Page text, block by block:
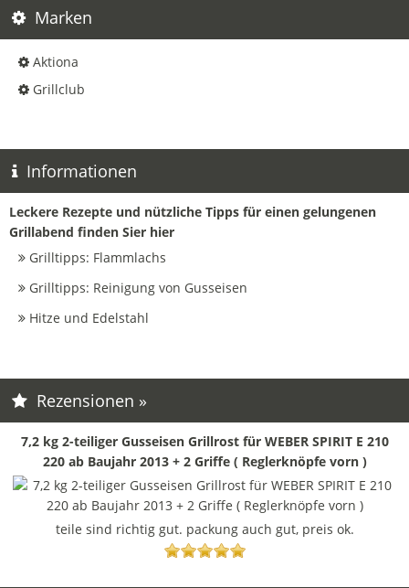
Marken
Aktiona
Grillclub
Informationen
Leckere Rezepte und nützliche Tipps für einen gelungenen
Grillabend finden Sier hier
Grilltipps: Flammlachs
Grilltipps: Reinigung von Gusseisen
Hitze und Edelstahl
Rezensionen »
7,2 kg 2-teiliger Gusseisen Grillrost für WEBER SPIRIT E 210
220 ab Baujahr 2013 + 2 Griffe ( Reglerknöpfe vorn )
teile sind richtig gut. packung auch gut, preis ok.